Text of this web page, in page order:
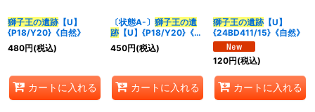
カテゴリ
特集:
獅子王の遺跡 【U】
{P18/Y20}《自然》
480円(税込)
カートに入れる
〔状態A-〕 獅子王の遺
跡【U】{P18/Y20}《自
然》
450円(税込)
カートに入れる
獅子王の遺跡【U】
{24BD411/15}《自然》
120円(税込)
カートに入れる